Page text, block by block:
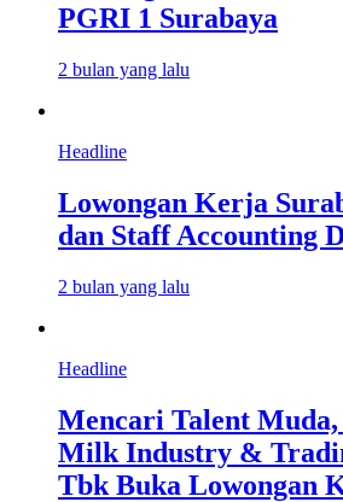
PGRI 1 Surabaya
2 bulan yang lalu
Headline
Lowongan Kerja
dan Staff Accounting
2 bulan yang lalu
Headline
Mencari Talent
Milk Industry &
Tbk Buka Lowongan